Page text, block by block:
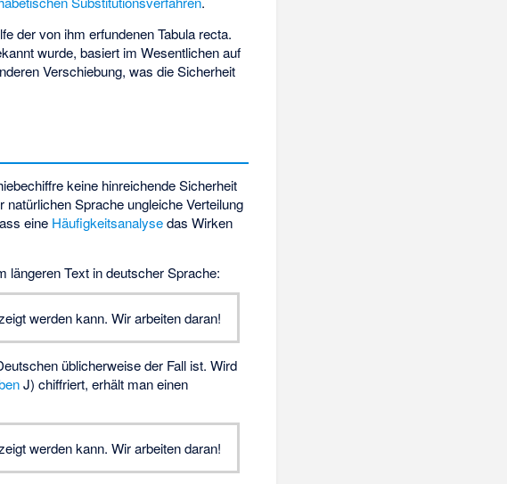
der von ihm erfundenenTabula recta.
wurde, basiert im Wesentlichen auf
Verschiebung, was die Sicherheit
keine hinreichende Sicherheit
natürlichen Sprache ungleiche Verteilung
eine Häufigkeitsanalysedas Wirken
längeren Text in deutscher Sprache:
werden kann. Wir arbeiten daran!
üblicherweise der Fall ist. Wird
J) chiffriert, erhält man einen
werden kann. Wir arbeiten daran!